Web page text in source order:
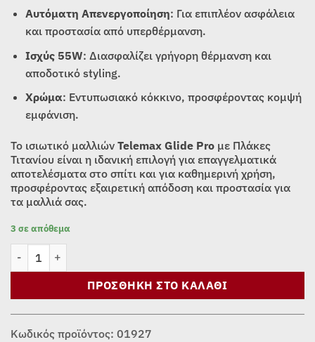
Αυτόματη Απενεργοποίηση: Για επιπλέον ασφάλεια
και προστασία από υπερθέρμανση.
Ισχύς 55W: Διασφαλίζει γρήγορη θέρμανση και
αποδοτικό styling.
Χρώμα: Εντυπωσιακό κόκκινο, προσφέροντας κομψή
εμφάνιση.
Το ισιωτικό μαλλιών Telemax Glide Pro με Πλάκες
Τιτανίου είναι η ιδανική επιλογή για επαγγελματικά
αποτελέσματα στο σπίτι και για καθημερινή χρήση,
προσφέροντας εξαιρετική απόδοση και προστασία για
τα μαλλιά σας.
3 σε απόθεμα
ΠΡΟΣΘΉΚΗ ΣΤΟ ΚΑΛΆΘΙ
Κωδικός προϊόντος: 01927